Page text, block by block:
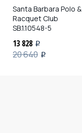
Santa Barbara Polo &
Racquet Club
SB.1.10548-5
13 828 i
20 640 i